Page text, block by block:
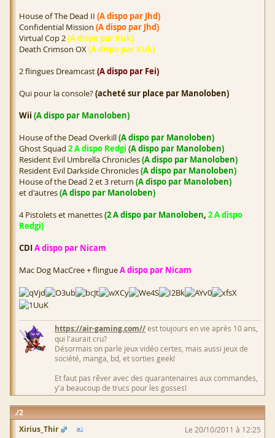
House of The Dead II (A dispo par Jhd)
Confidential Mission (A dispo par Jhd)
Virtual Cop 2(A dispo par Kuk)
Death Crimson OX(A dispo par Kuk)
2 flingues Dreamcast(A dispo par Fei)
Qui pour la console?(acheté sur place par Manoloben)
Wii (A dispo par Manoloben)
House of the Dead Overkill(A dispo par Manoloben)
Ghost Squad 2 A dispo Redgi (A dispo par Manoloben)
Resident Evil Umbrella Chronicles(A dispo par Manoloben)
Resident Evil Darkside Chronicles(A dispo par Manoloben)
House of the Dead 2 et 3 return (A dispo par Manoloben)
et d'autres(A dispo par Manoloben)
4 Pistolets et manettes(2 A dispo par Manoloben, 2 A dispo
Redgi)
CDIA dispo par Nicam
Mac Dog MacCree + flingueA dispo par Nicam
https://air-gaming.com//est toujours en vie après 10 ans,
qui l'aurait cru?
Désormais on parle jeux vidéo certes, mais aussi jeux de
société, manga, bd, et sorties geek!
Et faut pas rêver avec des quarantenaires aux commandes,
y'a beaucoup de trucs pour les gosses!
2
Xirius_Thir
Le 20/10/2011 à 12:25